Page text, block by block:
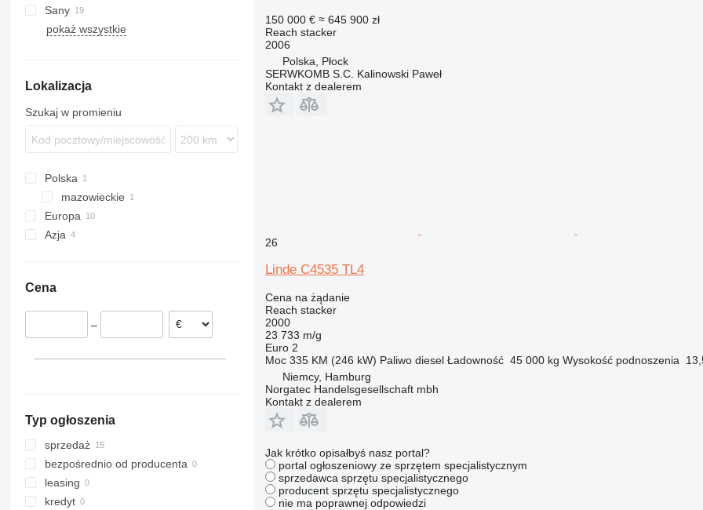
DRG
RTD
4632 TC5
SC
Sany
SRSC
FM
TFC
pokaż wszystkie
Lokalizacja
Szukaj w promieniu
Polska
mazowieckie
Płock
Europa
Azja
Cena
–
Typ ogłoszenia
sprzedaż
bezpośrednio od producenta
leasing
kredyt
150 000 € ≈ 645 900 zł
Reach stacker
2006
Polska, Płock
SERWKOMB S.C. Kalinowski Paweł
Kontakt z dealerem
26
Linde C4535 TL4
Cena na żądanie
Reach stacker
2000
23 733 m/g
Euro 2
Moc 335 KM (246 kW) Paliwo diesel Ładowność 45 000 kg Wysokość podnoszenia
Niemcy, Hamburg
Norgatec Handelsgesellschaft mbh
Kontakt z dealerem
Jak krótko opisałbyś nasz portal?
portal ogłoszeniowy ze sprzętem specjalistycznym
sprzedawca sprzętu specjalistycznego
producent sprzętu specjalistycznego
nie ma poprawnej odpowiedzi